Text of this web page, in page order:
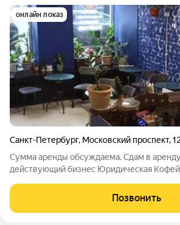
онлайн показ
Санкт-Петербург, Московский проспект,
Сумма аренды обсуждаема. Сдам в
действующий бизнес Юридическая Кофейня. Формат: кофе с
Можно заходить и работать с первого дня всё настроено.+ база
клиентов + Яндекс Бизнес, свой
Позвонить